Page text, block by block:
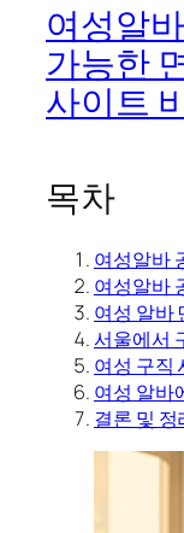
여성알
가능한
사이트
목차
여성알바
여성알바
여성 알바
서울에서
여성 구직
여성 알바
결론 및 정